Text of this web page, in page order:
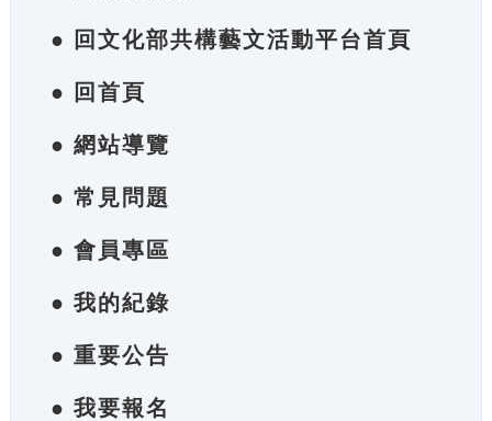
● 回文化部共構藝文活動平台首頁
● 回首頁
● 網站導覽
● 常見問題
● 會員專區
● 我的紀錄
● 重要公告
● 我要報名